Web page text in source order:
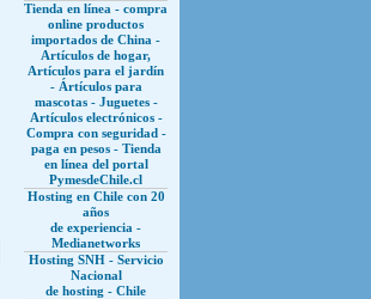
Tienda en línea - compra
online productos
importados de China -
Artículos de hogar,
Artículos para el jardín
- Ártículos para
mascotas - Juguetes -
Artículos electrónicos -
Compra con seguridad -
paga en pesos - Tienda
en línea del portal
PymesdeChile.cl
Hosting en Chile con 20
años
de experiencia -
Medianetworks
Hosting SNH - Servicio
Nacional
de hosting - Chile